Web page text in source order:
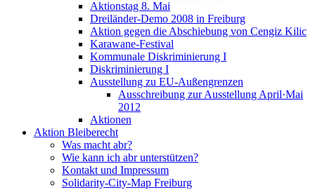
Aktionstag 8. Mai
Dreiländer-Demo 2008 in Freiburg
Aktion gegen die Abschiebung von Cengiz Kilic
Karawane-Festival
Kommunale Diskriminierung I
Diskriminierung I
Ausstellung zu EU-Außengrenzen
Ausschreibung zur Ausstellung April·Mai
2012
Aktionen
Aktion Bleiberecht
Was macht abr?
Wie kann ich abr unterstützen?
Kontakt und Impressum
Solidarity-City-Map Freiburg